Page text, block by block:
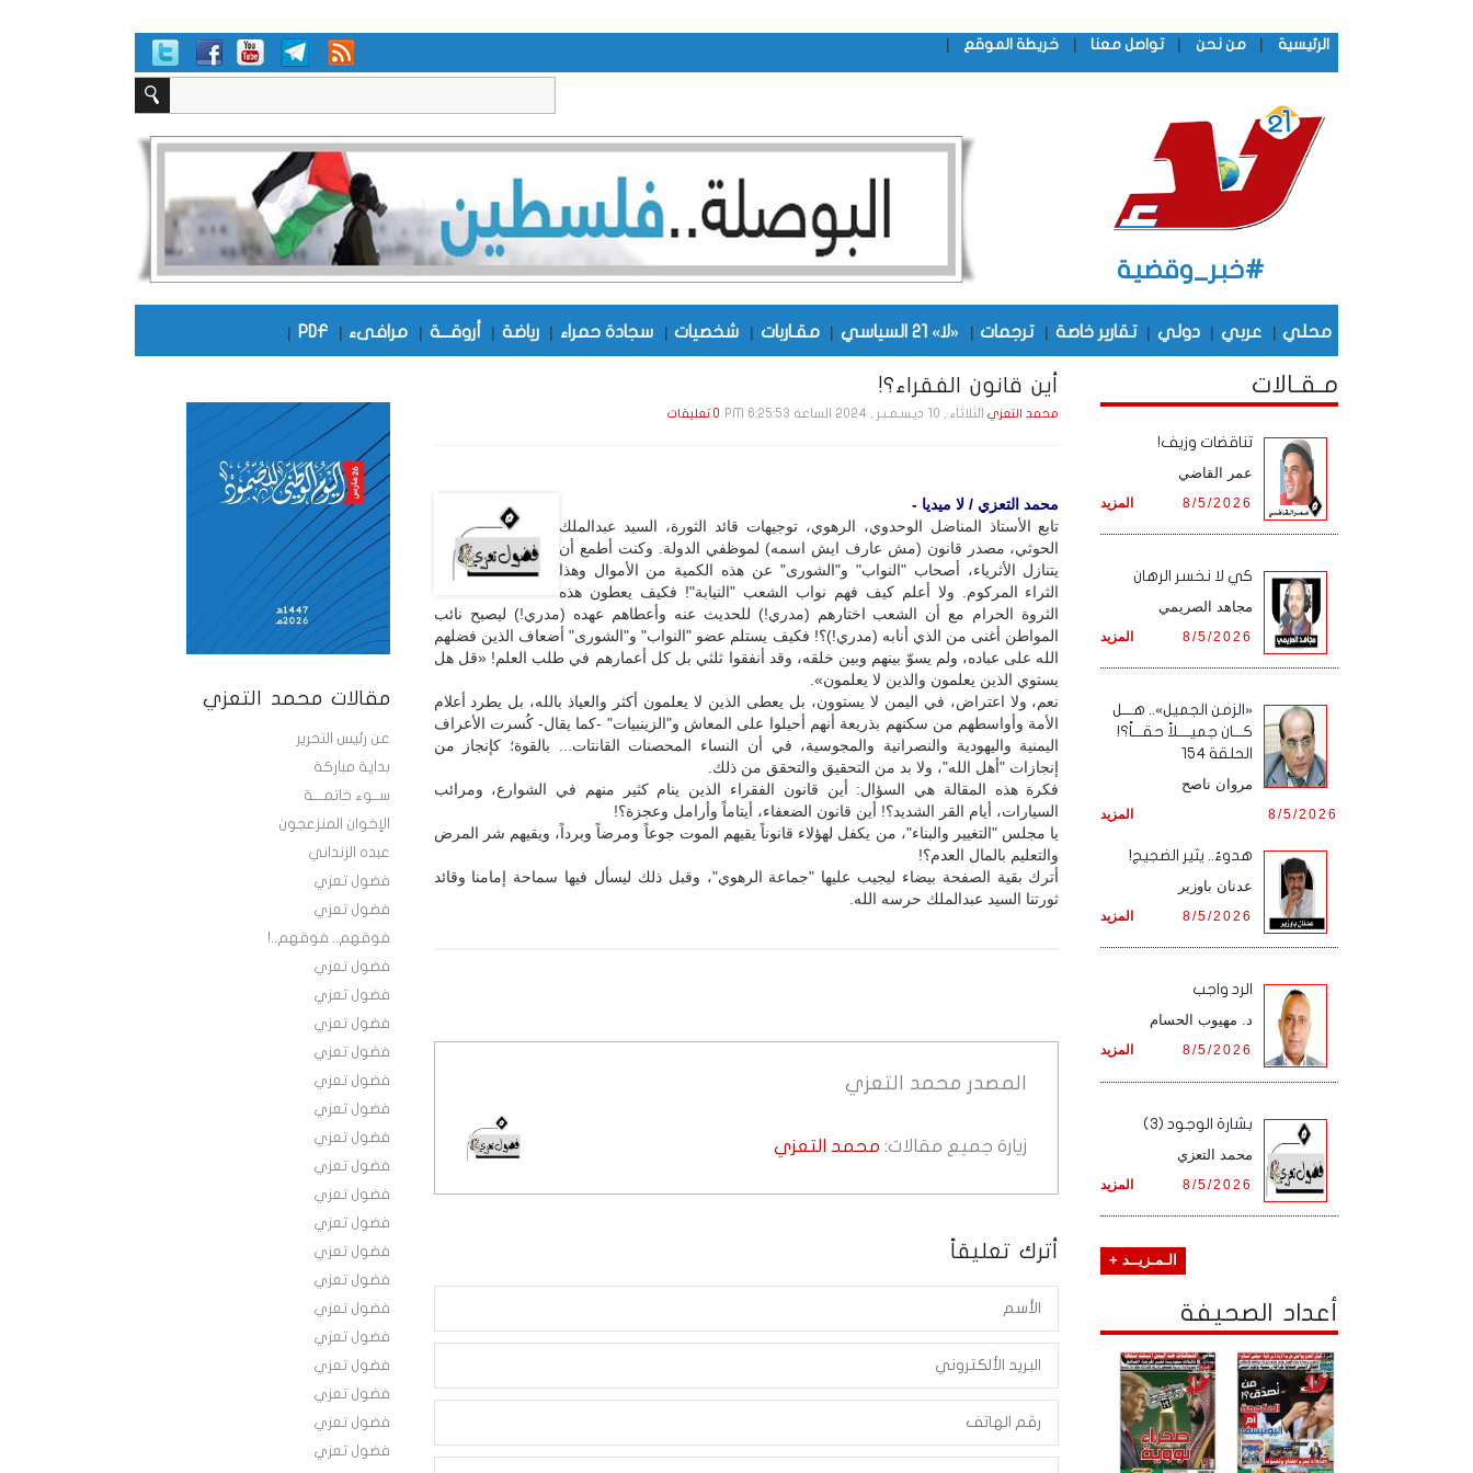
الرئيسية | من نحن | تواصل معنا | خريطة الموقع |
#خبر_وقضية
محلي | عربي | دولي | تقارير خاصة | ترجمات | «لا» 21 السياسي | مقـاربات | شخصيات | سجادة حمراء | رياضة | أروقـــة | مرافىء |
PDF
|
مقالات محمد التعزي
عن رئيس التحرير
بداية مباركة
ســوء خاتمـــة
الإخوان المنزعجون
عبده الزنداني
فضول تعزي
فضول تعزي
فوقهم.. فوقهم..!
فضول تعزي
فضول تعزي
فضول تعزي
فضول تعزي
فضول تعزي
فضول تعزي
فضول تعزي
فضول تعزي
فضول تعزي
فضول تعزي
فضول تعزي
فضول تعزي
فضول تعزي
فضول تعزي
فضول تعزي
فضول تعزي
فضول تعزي
فضول تعزي
أين قانون الفقراء؟!
محمد التعزيالثلاثاء , 10 ديـسـمـبـر , 2024 الساعة 6:25:53 PM 0 تعليقات
محمد التعزي / لا ميديا -
تابع الأستاذ المناضل الوحدوي، الرهوي، توجيهات قائد الثورة، السيد عبدالملك
الحوثي، مصدر قانون (مش عارف ايش اسمه) لموظفي الدولة. وكنت أطمع أن
يتنازل الأثرياء، أصحاب "النواب" و"الشورى" عن هذه الكمية من الأموال وهذا
الثراء المركوم. ولا أعلم كيف فهم نواب الشعب "النيابة"! فكيف يعطون هذه
الثروة الحرام مع أن الشعب اختارهم (مدري!) للحديث عنه وأعطاهم عهده (مدري!) ليصبح نائب
المواطن أغنى من الذي أنابه (مدري!)؟! فكيف يستلم عضو "النواب" و"الشورى" أضعاف الذين فضلهم
الله على عباده، ولم يسوّ بينهم وبين خلقه، وقد أنفقوا ثلثي بل كل أعمارهم في طلب العلم! «قل هل
يستوي الذين يعلمون والذين لا يعلمون».
نعم، ولا اعتراض، في اليمن لا يستوون، بل يعطى الذين لا يعلمون أكثر والعياذ بالله، بل يطرد أعلام
الأمة وأواسطهم من سكنهم بذريعة أنهم أحيلوا على المعاش و"الزينبيات" -كما يقال- كُسرت الأعراف
اليمنية واليهودية والنصرانية والمجوسية، في أن النساء المحصنات القانتات... بالقوة؛ كإنجاز من
إنجازات "أهل الله"، ولا بد من التحقيق والتحقق من ذلك.
فكرة هذه المقالة هي السؤال: أين قانون الفقراء الذين ينام كثير منهم في الشوارع، ومرائب
السيارات، أيام القر الشديد؟! أين قانون الضعفاء، أيتاماً وأرامل وعجزة؟!
يا مجلس "التغيير والبناء"، من يكفل لهؤلاء قانوناً يقيهم الموت جوعاً ومرضاً وبرداً، ويقيهم شر المرض
والتعليم بالمال العدم؟!
أترك بقية الصفحة بيضاء ليجيب عليها "جماعة الرهوي"، وقبل ذلك ليسأل فيها سماحة إمامنا وقائد
ثورتنا السيد عبدالملك حرسه الله.
المصدر محمد التعزي
زيارة جميع مقالات: محمد التعزي
أترك تعليقاً
مـقـالات
تناقضات وزيف!
عمر القاضي
المزيد 8/5/2026
كي لا نخسر الرهان
مجاهد الصريمي
المزيد 8/5/2026
«الزمن الجميل».. هـــل
كـــان جميــــلاً حقـــاً؟!
الحلقة 154
مروان ناصح
المزيد 8/5/2026
هدوءٌ.. يثير الضجيج!
عدنان باوزير
المزيد 8/5/2026
الرد واجب
د. مهيوب الحسام
المزيد 8/5/2026
بشارة الوجود (3)
محمد التعزي
المزيد 8/5/2026
الـمـزيــد +
أعداد الصحيفة